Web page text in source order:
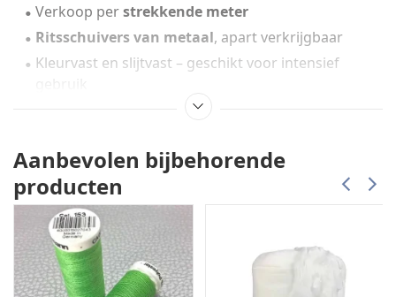
Verkoop perstrekkende meter
Ritsschuivers van metaal, apart verkrijgbaar
Kleurvast en slijtvast – geschikt voor intensief
wij de schuivers gratis voor u op.
Zakelijke klanten plaatsen de schuivers zelf.
Toepassing
Geschikt voor:
Zit- en rugkussens
Aanbevolen bijbehorende
producten